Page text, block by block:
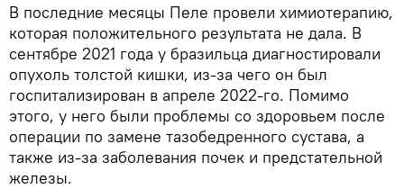
В последние месяцы Пеле провели химиотерапию,
которая положительного результата не дала. В
сентябре 2021 года у бразильца диагностировали
опухоль толстой кишки, из-за чего он был
госпитализирован в апреле 2022-го. Помимо
этого, у него были проблемы со здоровьем после
операции по замене тазобедренного сустава, а
также из-за заболевания почек и предстательной
железы.